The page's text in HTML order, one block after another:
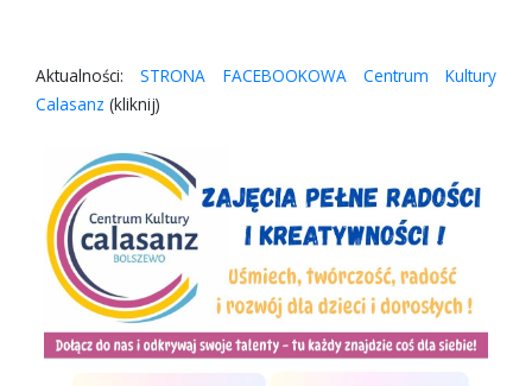
Aktualności:STRONA FACEBOOKOWA Centrum Kultury
Calasanz (kliknij)